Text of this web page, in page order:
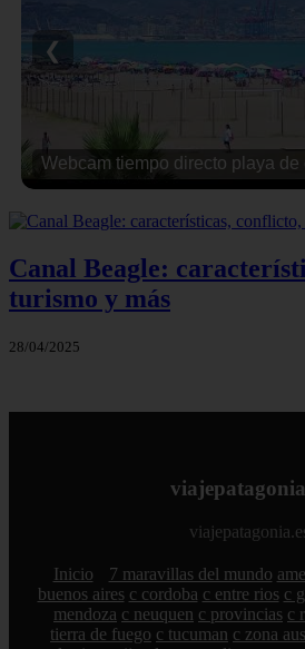
Webcam tiempo directo playa de
❮
Canal Beagle:
turismo y más
28/04/2025
Inicio 7 maravillas del mundo
buenos aires c cordoba c entre rios c
mendoza c neuquen c provincias c
tierra de fuego c tucuman c zona